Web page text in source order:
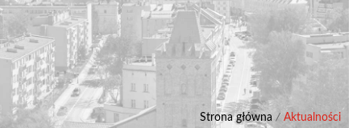
Strona główna / Aktualności